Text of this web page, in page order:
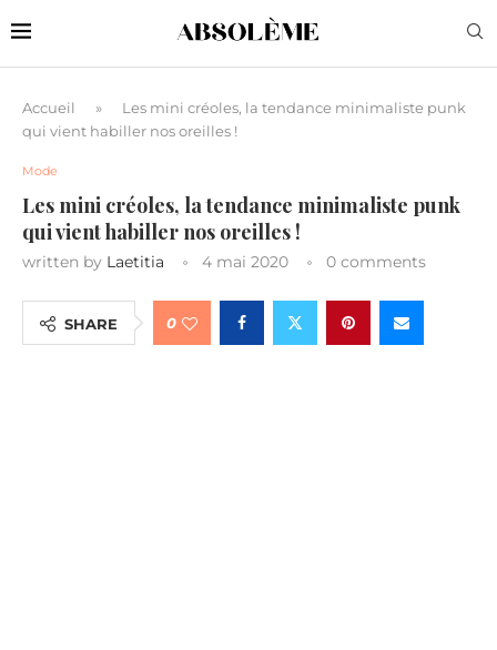
Accueil »
Les mini créoles, la tendance minimaliste punk
qui vient habiller nos oreilles !
Mode
Les mini créoles, la tendance minimaliste punk
qui vient habiller nos oreilles !
written by Laetitia 4 mai 2020 0 comments
SHARE 0